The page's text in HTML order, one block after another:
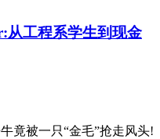
从工程系学生到现金